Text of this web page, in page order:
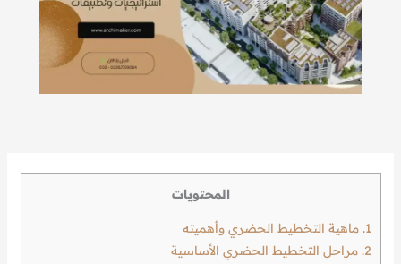
المحتويات
1. ماهية التخطيط الحضري وأهميته
2. مراحل التخطيط الحضري الأساسية